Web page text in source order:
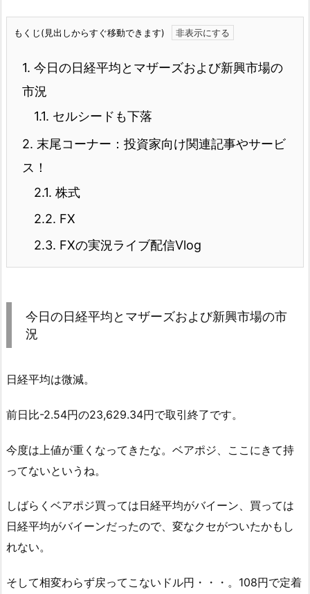
もくじ(見出しからすぐ移動できます)
1. 今日の日経平均とマザーズおよび新興市場の
市況
1.1. セルシードも下落
2. 末尾コーナー：投資家向け関連記事やサービ
ス！
2.1. 株式
2.2. FX
2.3. FXの実況ライブ配信Vlog
今日の日経平均とマザーズおよび新興市場の市
況
日経平均は微減。
前日比-2.54円の23,629.34円で取引終了です。
今度は上値が重くなってきたな。ベアポジ、ここにきて持
ってないというね。
しばらくベアポジ買っては日経平均がバイーン、買っては
日経平均がバイーンだったので、変なクセがついたかもし
れない。
そして相変わらず戻ってこないドル円・・・。108円で定着